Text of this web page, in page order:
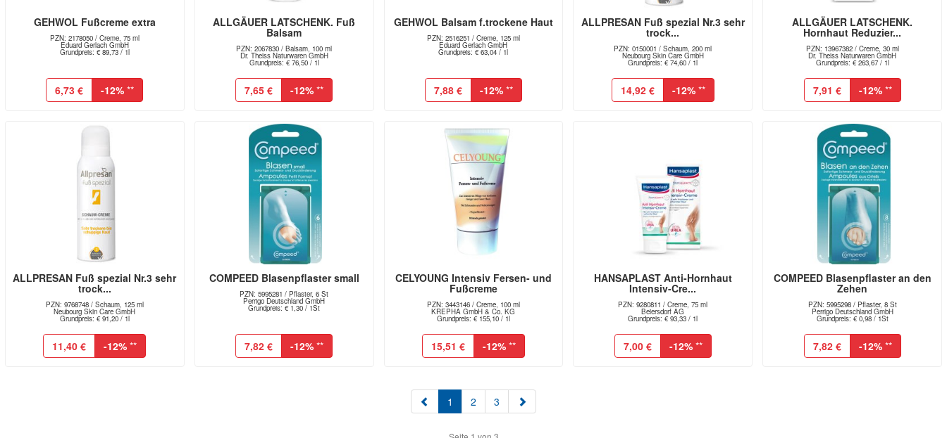
GEHWOL Fußcreme extra
PZN: 2178050 / Creme, 75 ml
Eduard Gerlach GmbH
Grundpreis: € 89,73 / 1l
6,73 € -12% **
ALLGÄUER LATSCHENK. Fuß
Balsam
PZN: 2067830 / Balsam, 100 ml
Dr. Theiss Naturwaren GmbH
Grundpreis: € 76,50 / 1l
7,65 € -12% **
GEHWOL Balsam f.trockene Haut
PZN: 2516251 / Creme, 125 ml
Eduard Gerlach GmbH
Grundpreis: € 63,04 / 1l
7,88 € -12%**
ALLPRESAN Fuß spezial Nr.3 sehr
trock...
PZN: 0150001 / Schaum, 200 ml
Neubourg Skin Care GmbH
Grundpreis: € 74,60 / 1l
14,92 € -12%**
ALLGÄUER LATSCHENK.
Hornhaut Reduzier...
PZN: 13967382 / Creme, 30 ml
Dr. Theiss Naturwaren GmbH
Grundpreis: € 263,67 / 1l
7,91 € -12%**
ALLPRESAN Fuß spezial Nr.3 sehr
trock...
PZN: 9768748 / Schaum, 125 ml
Neubourg Skin Care GmbH
Grundpreis: € 91,20 / 1l
11,40 € -12% **
COMPEED Blasenpflaster small
PZN: 5995281 / Pflaster, 6 St
Perrigo Deutschland GmbH
Grundpreis: € 1,30 / 1St
7,82 € -12% **
CELYOUNG Intensiv Fersen- und
Fußcreme
PZN: 3443146 / Creme, 100 ml
KREPHA GmbH & Co. KG
Grundpreis: € 155,10 / 1l
15,51 € -12%**
HANSAPLAST Anti-Hornhaut
Intensiv-Cre...
PZN: 9280811 / Creme, 75 ml
Beiersdorf AG
Grundpreis: € 93,33 / 1l
7,00 € -12%**
COMPEED Blasenpflaster an den
Zehen
PZN: 5995298 / Pflaster, 8 St
Perrigo Deutschland GmbH
Grundpreis: € 0,98 / 1St
7,82 € -12%**
1 (aktuell)
2 3